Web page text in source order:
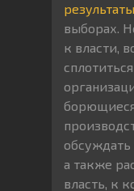
результаты
выборах.
к власти,
обсуждать
а также
власть, к